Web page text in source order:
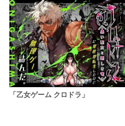
「乙女ゲーム クロドラ」